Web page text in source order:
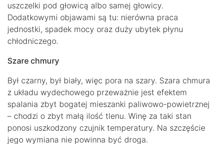
uszczelki pod głowicą albo samej głowicy.
Dodatkowymi objawami są tu: nierówna praca
jednostki, spadek mocy oraz duży ubytek płynu
chłodniczego.
Szare chmury
Był czarny, był biały, więc pora na szary. Szara chmura
z układu wydechowego przeważnie jest efektem
spalania zbyt bogatej mieszanki paliwowo-powietrznej
– chodzi o zbyt małą ilość tlenu. Winę za taki stan
ponosi uszkodzony czujnik temperatury. Na szczęście
jego wymiana nie powinna być droga.